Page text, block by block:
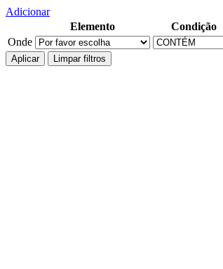
Adicionar
Onde
Elemento Condição